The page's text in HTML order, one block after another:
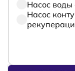
Насос воды
Насос